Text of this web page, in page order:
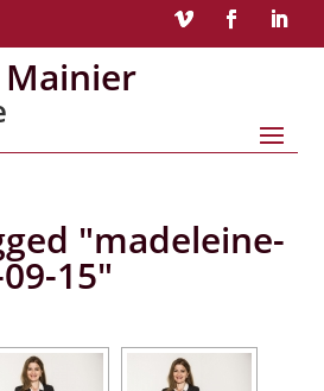
"madeleine-
15"